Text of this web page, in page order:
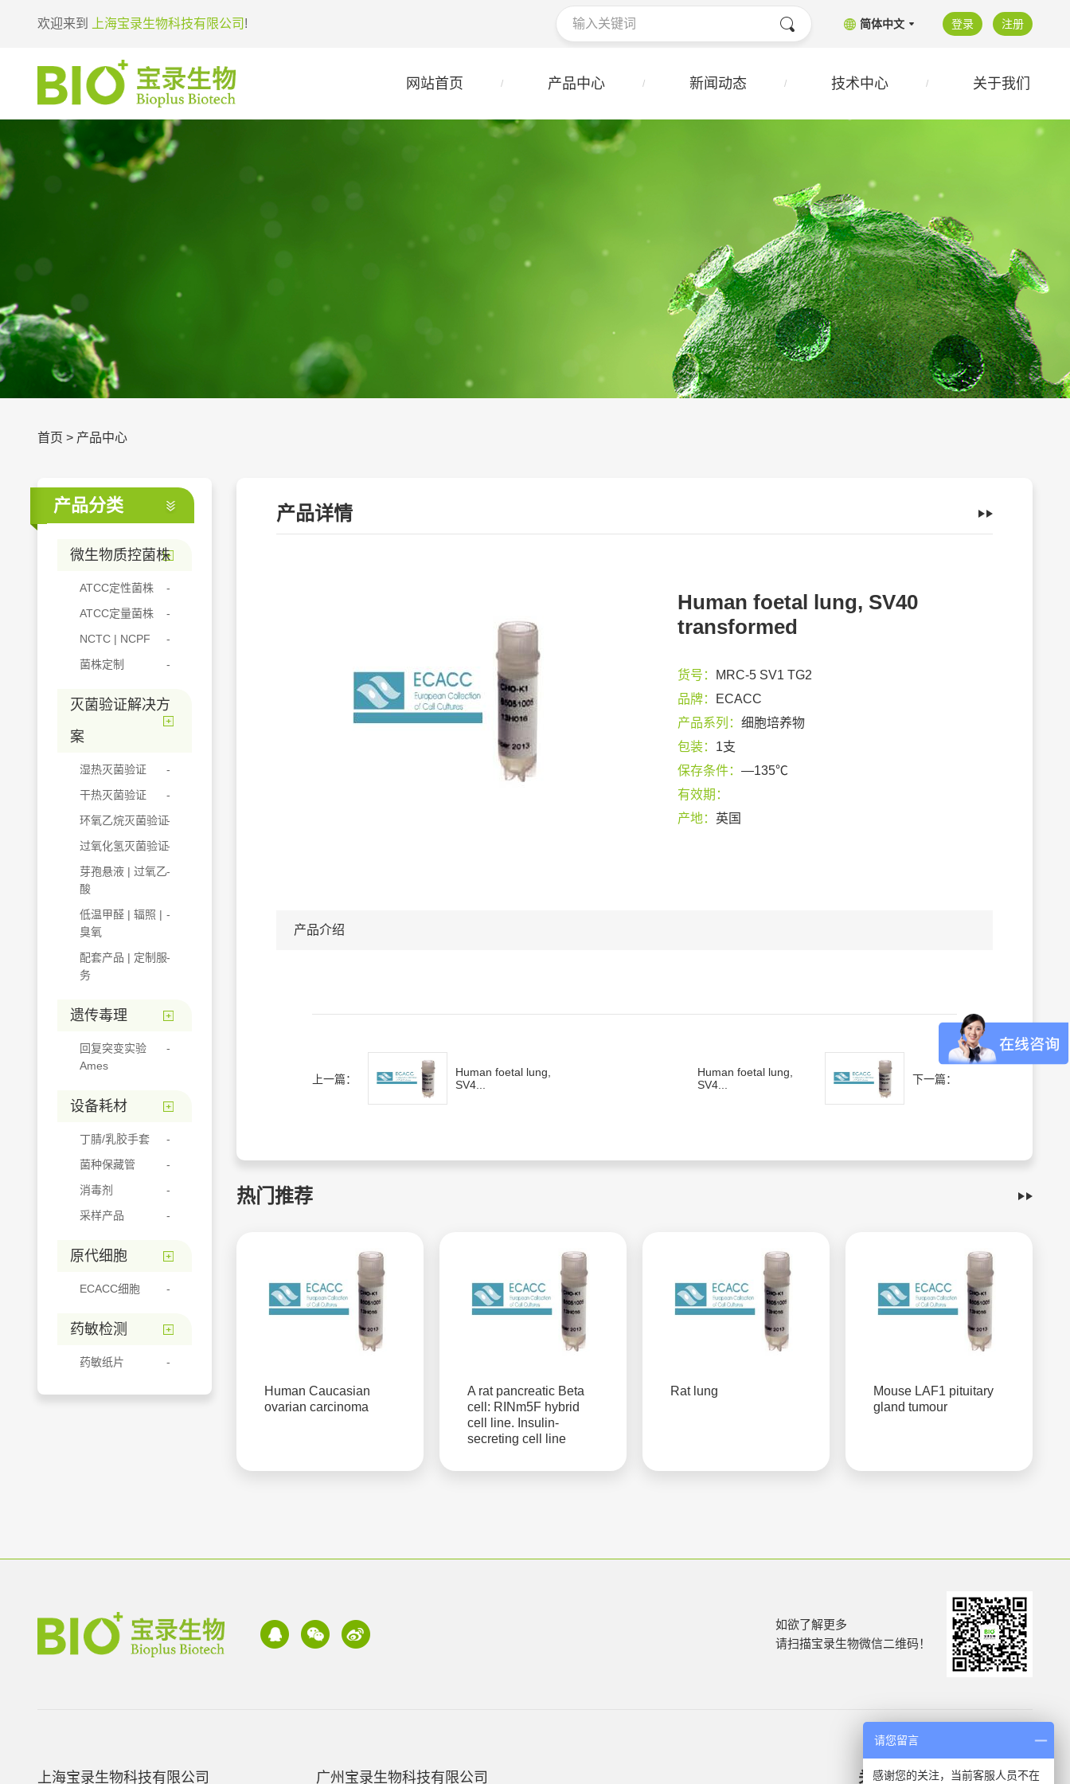
欢迎来到 上海宝录生物科技有限公司 ! 简体中文 登录 注册
网站首页 产品中心 新闻动态 技术中心 关于我们
首页 > 产品中心
产品分类
微生物质控菌株
ATCC定性菌株
ATCC定量菌株
NCTC | NCPF
菌株定制
灭菌验证解决方
案
湿热灭菌验证
干热灭菌验证
环氧乙烷灭菌验证
过氧化氢灭菌验证
芽孢悬液 | 过氧乙
酸
低温甲醛 | 辐照 |
臭氧
配套产品 | 定制服
务
遗传毒理
回复突变实验
Ames
设备耗材
丁腈/乳胶手套
菌种保藏管
消毒剂
采样产品
原代细胞
ECACC细胞
药敏检测
药敏纸片
产品详情
Human foetal lung, SV40
transformed
货号：
MRC-5 SV1 TG2
品牌：
ECACC
产品系列： 细胞培养物
包装： 1支
保存条件： —135℃
有效期：
产地： 英国
产品介绍
上一篇：
Human foetal lung,
SV4...
Human foetal lung,
SV4...
下一篇：
热门推荐
Human Caucasian
ovarian carcinoma
A rat pancreatic Beta
cell: RINm5F hybrid
cell line. Insulin-
secreting cell line
Rat lung
Mouse LAF1 pituitary
gland tumour
如欲了解更多
请扫描宝录生物微信二维码！
上海宝录生物科技有限公司 广州宝录生物科技有限公司 关于我们 产品信息
请您留言
感谢您的关注，当前客服人员不在